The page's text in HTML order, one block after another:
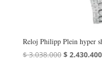
Reloj Philipp Plein hyper
$3.038.000 El
$2.430.400